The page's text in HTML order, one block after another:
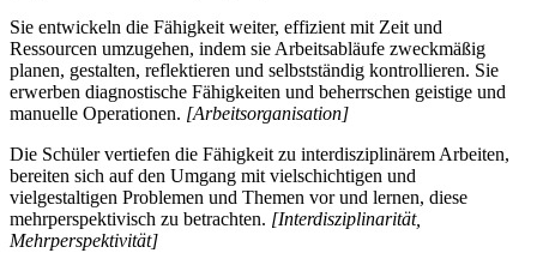
Sie entwickeln die Fähigkeit weiter, effizient mit Zeit und
Ressourcen umzugehen, indem sie Arbeitsabläufe zweckmäßig
planen, gestalten, reflektieren und selbstständig kontrollieren. Sie
erwerben diagnostische Fähigkeiten und beherrschen geistige und
manuelle Operationen. [Arbeitsorganisation]
Die Schüler vertiefen die Fähigkeit zu interdisziplinärem Arbeiten,
bereiten sich auf den Umgang mit vielschichtigen und
vielgestaltigen Problemen und Themen vor und lernen, diese
mehrperspektivisch zu betrachten. [Interdisziplinarität,
Mehrperspektivität]